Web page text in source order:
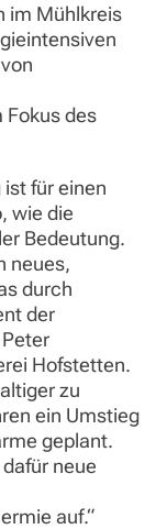
im Mühlkreis
Fokus des
ist für einen
wie die
Bedeutung.
neues,
durch
der
Hofstetten.
zu
ein Umstieg
geplant.
neue
auf.“